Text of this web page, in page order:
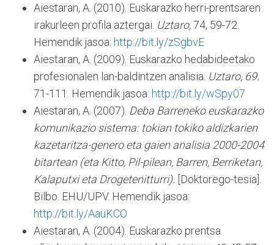
Aiestaran, A. (2010). Euskarazko herri-prentsaren
irakurleen profila aztergai. Uztaro,74, 59-72.
Hemendik jasoa: http://bit.ly/zSgbvE
Aiestaran, A. (2009). Euskarazko hedabideetako
profesionalen lan-baldintzen analisia. Uztaro, 69.
71-111. Hemendik jasoa: http://bit.ly/wSpy07
Aiestaran, A. (2007). Deba Barreneko euskarazko
komunikazio sistema: tokian tokiko aldizkarien
kazetaritza-genero eta gaien analisia 2000-2004
bitartean (eta Kitto, Pil-pilean, Barren, Berriketan,
Kalaputxi eta Drogetenitturri). [Doktorego-tesia].
Bilbo: EHU/UPV. Hemendik jasoa:
http://bit.ly/AauKCO
Aiestaran, A. (2004). Euskarazko prentsa